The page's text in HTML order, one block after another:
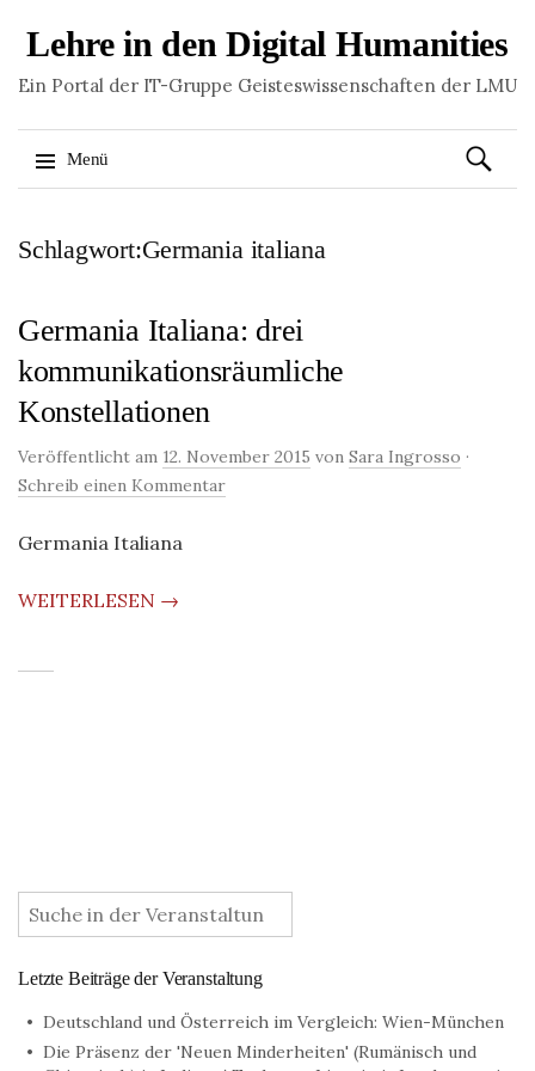
Lehre in den Digital Humanities
Ein Portal der IT-Gruppe Geisteswissenschaften der LMU
Menü
zum
Suchen
nach:
Schlagwort:Germania italiana
Germania Italiana: drei
kommunikationsräumliche
Konstellationen
Veröffentlicht am 12. November 2015 von Sara Ingrosso ·
Schreib einen Kommentar
Germania Italiana
WEITERLESEN →
:
Letzte Beiträge der Veranstaltung
Deutschland und Österreich im Vergleich: Wien-München
Die Präsenz der 'Neuen Minderheiten' (Rumänisch und